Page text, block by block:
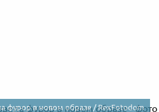
фурор в новом образе /RexFotodom